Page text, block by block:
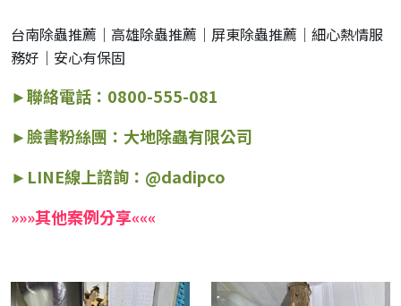
台南除蟲推薦｜高雄除蟲推薦｜屏東除蟲推薦｜細心熱情服
務好｜安心有保固
►聯絡電話：0800-555-081
►臉書粉絲團：大地除蟲有限公司
►LINE線上諮詢：@dadipco
»»»其他案例分享«««